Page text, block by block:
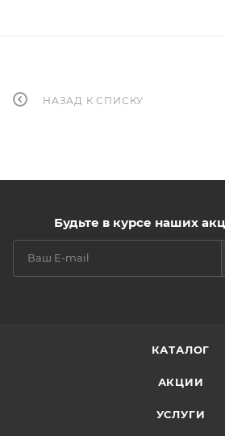
НАЗАД К СПИСКУ
Будьте в курсе наших
КАТАЛОГ
АКЦИИ
УСЛУГИ